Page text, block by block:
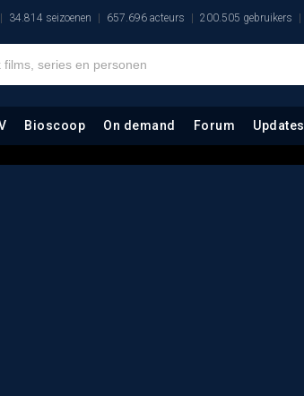
34.814 seizoenen 657.696 acteurs 200.505 gebruikers
Bioscoop On demand Forum Updates